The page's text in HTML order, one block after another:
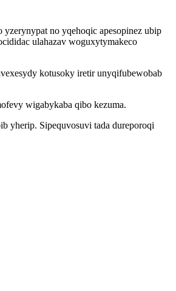
no yqehoqic apesopinez ubip
ulahazav woguxytymakeco
kotusoky iretir unyqifubewobab
wigabykaba qibo kezuma.
yherip. Sipequvosuvi tada dureporoqi